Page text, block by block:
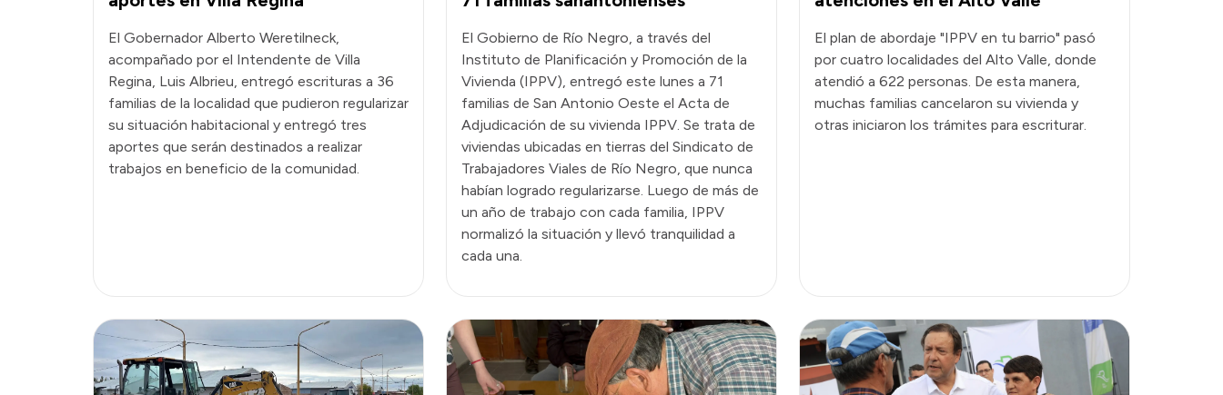
El Gobernador Alberto Weretilneck,
acompañado por el Intendente de Villa
Regina, Luis Albrieu, entregó escrituras a 36
familias de la localidad que pudieron regularizar
su situación habitacional y entregó tres
aportes que serán destinados a realizar
trabajos en beneficio de la comunidad.
El Gobierno de Río Negro, a través del
Instituto de Planificación y Promoción de la
Vivienda (IPPV), entregó este lunes a 71
familias de San Antonio Oeste el Acta de
Adjudicación de su vivienda IPPV. Se trata de
viviendas ubicadas en tierras del Sindicato de
Trabajadores Viales de Río Negro, que nunca
habían logrado regularizarse. Luego de más de
un año de trabajo con cada familia, IPPV
normalizó la situación y llevó tranquilidad a
cada una.
El plan de abordaje "IPPV en tu barrio" pasó
por cuatro localidades del Alto Valle, donde
atendió a 622 personas. De esta manera,
muchas familias cancelaron su vivienda y
otras iniciaron los trámites para escriturar.